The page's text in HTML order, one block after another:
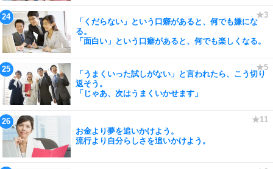
「くだらない」という口癖があると、何でも嫌にな
る。
「面白い」という口癖があると、何でも楽しくなる。
「うまくいった試しがない」と言われたら、こう切り
返そう。
「じゃあ、次はうまくいかせます」
お金より夢を追いかけよう。
流行より自分らしさを追いかけよう。